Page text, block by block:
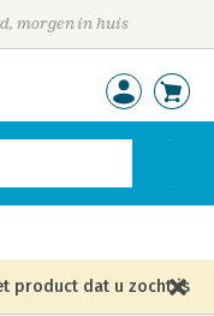
morgen in huis
product dat u zocht is